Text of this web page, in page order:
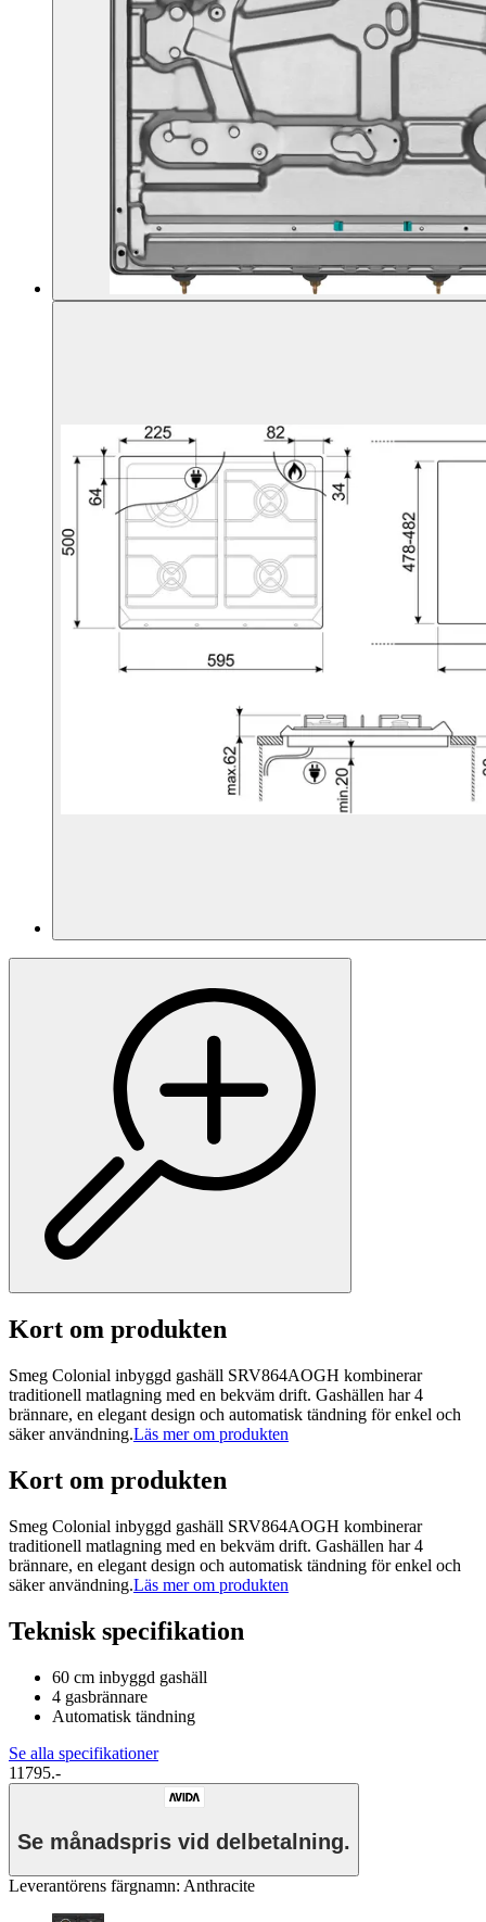
Kort om produkten
Smeg Colonial inbyggd gashäll SRV864AOGH kombinerar
traditionell matlagning med en bekväm drift. Gashällen har 4
brännare, en elegant design och automatisk tändning för enkel och
säker användning.Läs mer om produkten
Kort om produkten
Smeg Colonial inbyggd gashäll SRV864AOGH kombinerar
traditionell matlagning med en bekväm drift. Gashällen har 4
brännare, en elegant design och automatisk tändning för enkel och
säker användning.Läs mer om produkten
Teknisk specifikation
60 cm inbyggd gashäll
4 gasbrännare
Automatisk tändning
Se alla specifikationer
11795.-
Se månadspris vid delbetalning.
Leverantörens färgnamn: Anthracite